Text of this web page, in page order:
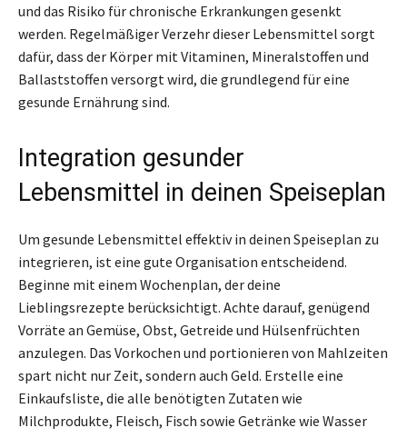
und das Risiko für chronische Erkrankungen gesenkt
werden. Regelmäßiger Verzehr dieser Lebensmittel sorgt
dafür, dass der Körper mit Vitaminen, Mineralstoffen und
Ballaststoffen versorgt wird, die grundlegend für eine
gesunde Ernährung sind.
Integration gesunder
Lebensmittel in deinen Speiseplan
Um gesunde Lebensmittel effektiv in deinen Speiseplan zu
integrieren, ist eine gute Organisation entscheidend.
Beginne mit einem Wochenplan, der deine
Lieblingsrezepte berücksichtigt. Achte darauf, genügend
Vorräte an Gemüse, Obst, Getreide und Hülsenfrüchten
anzulegen. Das Vorkochen und portionieren von Mahlzeiten
spart nicht nur Zeit, sondern auch Geld. Erstelle eine
Einkaufsliste, die alle benötigten Zutaten wie
Milchprodukte, Fleisch, Fisch sowie Getränke wie Wasser